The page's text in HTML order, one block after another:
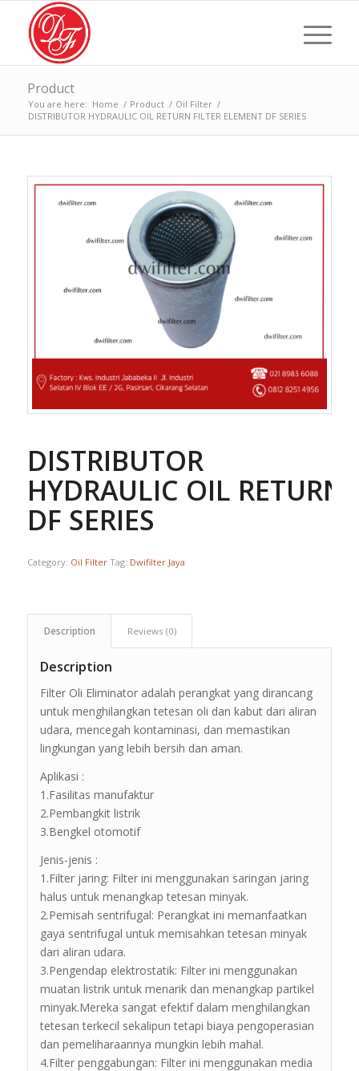
Product
You are here: Home / Product / Oil Filter /
DISTRIBUTOR HYDRAULIC OIL RETURN FILTER ELEMENT DF SERIES
DISTRIBUTOR
HYDRAULIC OIL RETURN
DF SERIES
Category: Oil Filter Tag: Dwifilter Jaya
Description Reviews (0)
Description
Filter Oli Eliminator adalah perangkat yang dirancang
untuk menghilangkan tetesan oli dan kabut dari aliran
udara, mencegah kontaminasi, dan memastikan
lingkungan yang lebih bersih dan aman.
Aplikasi :
1.Fasilitas manufaktur
2.Pembangkit listrik
3.Bengkel otomotif
Jenis-jenis :
1.Filter jaring: Filter ini menggunakan saringan jaring
halus untuk menangkap tetesan minyak.
2.Pemisah sentrifugal: Perangkat ini memanfaatkan
gaya sentrifugal untuk memisahkan tetesan minyak
dari aliran udara.
3.Pengendap elektrostatik: Filter ini menggunakan
muatan listrik untuk menarik dan menangkap partikel
minyak.Mereka sangat efektif dalam menghilangkan
tetesan terkecil sekalipun tetapi biaya pengoperasian
dan pemeliharaannya mungkin lebih mahal.
4.Filter penggabungan: Filter ini menggunakan media